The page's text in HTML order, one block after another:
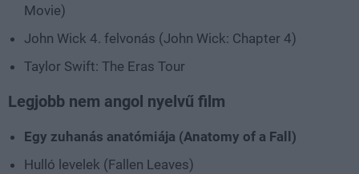
Movie)
John Wick 4. felvonás (John Wick: Chapter 4)
Taylor Swift: The Eras Tour
Legjobb nem angol nyelvű film
Egy zuhanás anatómiája (Anatomy of a Fall)
Hulló levelek (Fallen Leaves)